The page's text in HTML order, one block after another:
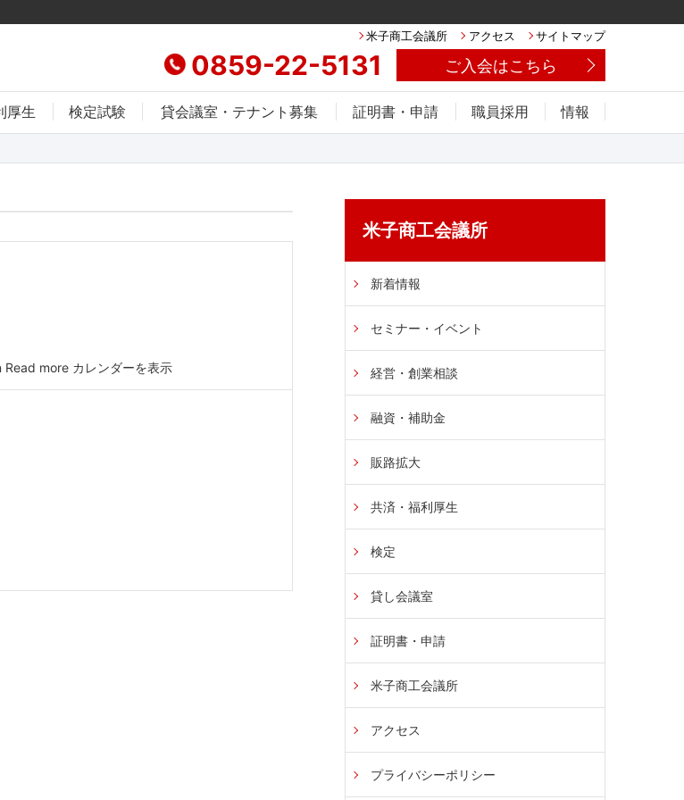
米子商工会議所 アクセス サイトマップ
ご入会はこちら
0859-22-5131
厚生 検定試験 貸会議室・テナント募集 証明書・申請 職員採用 情報
more カレンダーを表示
米子商工会議所
新着情報
セミナー・イベント
経営・創業相談
融資・補助金
販路拡大
共済・福利厚生
検定
貸し会議室
証明書・申請
米子商工会議所
アクセス
プライバシーポリシー